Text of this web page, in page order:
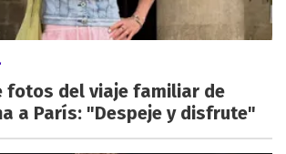
fotos del viaje familiar de
a París: "Despeje y disfrute"